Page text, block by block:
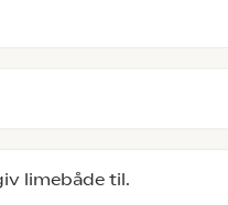
limebåde til.